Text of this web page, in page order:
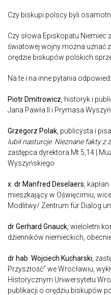
Czy biskupi polscy byli
Czy słowa Episkopatu
światowej wojny można uznać
orędzie biskupów polskich
Na te i na inne pytania
Piotr Dmitrowicz , historyk i
Jana Pawła II i Prymasa
Grzegorz Polak , publicysta i
lubił nasturcje. Nieznane fakty z
zastępca dyrektora Mt 5,14 |
Wyszyńskiego
x. dr Manfred Deselaers ,
mieszkający w Oświęcimiu,
Modlitwy/ Zentrum für Dialog
dr Gerhard Gnauck , wieloletni
dzienników niemieckich,
dr hab. Wojciech Kucharski ,
Przyszłość” we Wrocławiu,
Historycznym Uniwersytetu
publikacji o orędziu biskupów